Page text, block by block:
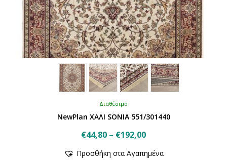
Διαθέσιμο
NewPlan ΧΑΛΙ SONIA 551/301440
€44,80 – €192,00Price
το
Προσθήκη στα Αγαπημένα